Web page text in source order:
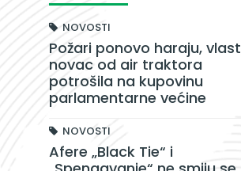
NOVOSTI
Požari ponovo haraju, vlast
novac od air traktora
potrošila na kupovinu
parlamentarne većine
NOVOSTI
Afere „Black Tie“ i